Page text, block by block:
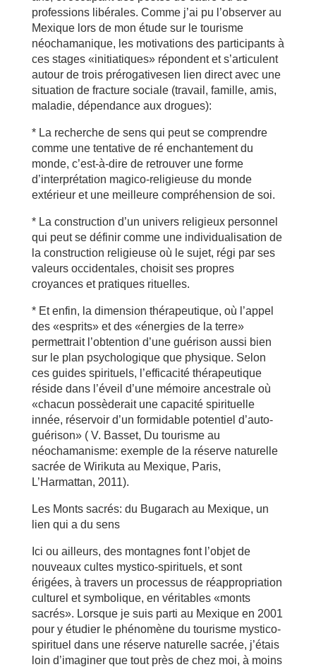
professions libérales. Comme j’ai pu l’observer au
Mexique lors de mon étude sur le tourisme
néochamanique, les motivations des participants à
ces stages «initiatiques» répondent et s’articulent
autour de trois prérogativesen lien direct avec une
situation de fracture sociale (travail, famille, amis,
maladie, dépendance aux drogues):
* La recherche de sens qui peut se comprendre
comme une tentative de ré enchantement du
monde, c’est-à-dire de retrouver une forme
d’interprétation magico-religieuse du monde
extérieur et une meilleure compréhension de soi.
* La construction d’un univers religieux personnel
qui peut se définir comme une individualisation de
la construction religieuse où le sujet, régi par ses
valeurs occidentales, choisit ses propres
croyances et pratiques rituelles.
* Et enfin, la dimension thérapeutique, où l’appel
des «esprits» et des «énergies de la terre»
permettrait l’obtention d’une guérison aussi bien
sur le plan psychologique que physique. Selon
ces guides spirituels, l’efficacité thérapeutique
réside dans l’éveil d’une mémoire ancestrale où
«chacun possèderait une capacité spirituelle
innée, réservoir d’un formidable potentiel d’auto-
guérison» ( V. Basset, Du tourisme au
néochamanisme: exemple de la réserve naturelle
sacrée de Wirikuta au Mexique, Paris,
L’Harmattan, 2011).
Les Monts sacrés: du Bugarach au Mexique, un
lien qui a du sens
Ici ou ailleurs, des montagnes font l’objet de
nouveaux cultes mystico-spirituels, et sont
érigées, à travers un processus de réappropriation
culturel et symbolique, en véritables «monts
sacrés». Lorsque je suis parti au Mexique en 2001
pour y étudier le phénomène du tourisme mystico-
spirituel dans une réserve naturelle sacrée, j’étais
loin d’imaginer que tout près de chez moi, à moins